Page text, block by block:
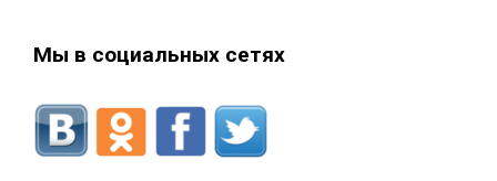
Мы в социальных сетях